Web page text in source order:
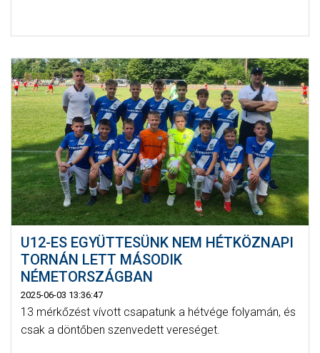
U12-ES EGYÜTTESÜNK NEM HÉTKÖZNAPI
TORNÁN LETT MÁSODIK
NÉMETORSZÁGBAN
2025-06-03 13:36:47
13 mérkőzést vívott csapatunk a hétvége folyamán, és
csak a döntőben szenvedett vereséget.